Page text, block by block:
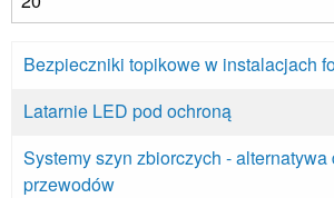
Bezpieczniki topikowe w instalacjach
Latarnie LED pod ochroną
Systemy szyn zbiorczych - alternatywa
przewodów